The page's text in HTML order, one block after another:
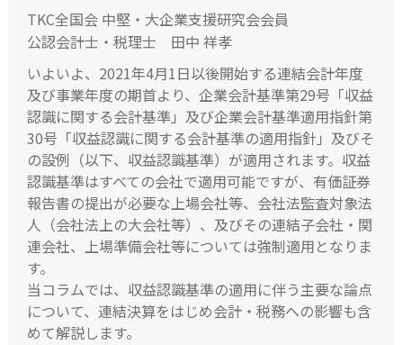
TKC全国会 中堅・大企業支援研究会会員
公認会計士・税理士 田中 祥孝
いよいよ、2021年4月1日以後開始する連結会計年度
及び事業年度の期首より、企業会計基準第29号「収益
認識に関する会計基準」及び企業会計基準適用指針第
30号「収益認識に関する会計基準の適用指針」及びそ
の設例（以下、収益認識基準）が適用されます。収益
認識基準はすべての会社で適用可能ですが、有価証券
報告書の提出が必要な上場会社等、会社法監査対象法
人（会社法上の大会社等）、及びその連結子会社・関
連会社、上場準備会社等については強制適用となりま
す。
当コラムでは、収益認識基準の適用に伴う主要な論点
について、連結決算をはじめ会計・税務への影響も含
めて解説します。